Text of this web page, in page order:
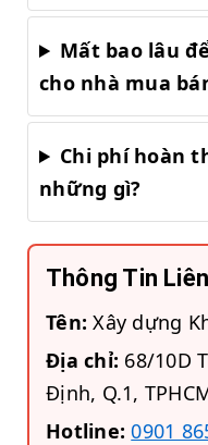
Mất bao lâu
cho nhà mua
Chi phí hoàn
những gì?
Thông Tin
Tên: Xây dựng
Địa chỉ: 68/10D
Định, Q.1,
Hotline: 0901